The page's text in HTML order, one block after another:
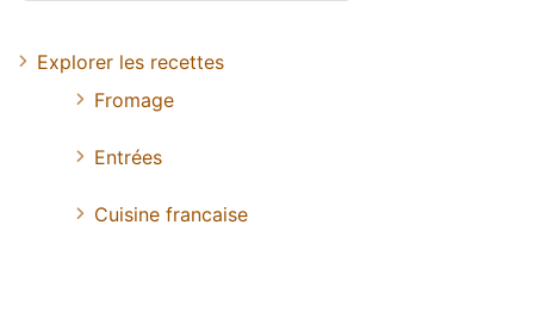
Explorer les recettes
Fromage
Entrées
Cuisine francaise